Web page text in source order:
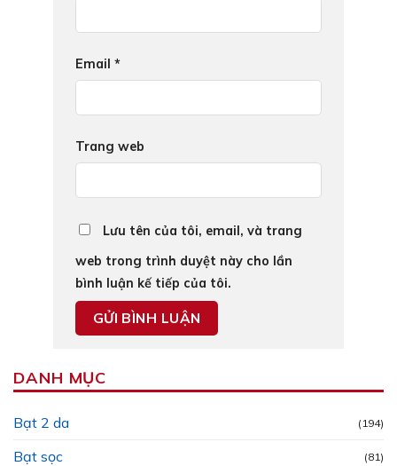
Email *
Trang web
Lưu tên của tôi, email, và trang
web trong trình duyệt này cho lần
bình luận kế tiếp của tôi.
DANH MỤC
Bạt 2 da (194)
Bạt sọc (81)